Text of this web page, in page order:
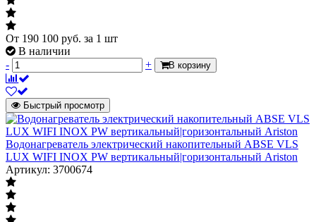
нагревается , например от 5С до 40С ,
в скобках указывается 35С
Высота, мм
Ширина, мм
511
Глубина, мм
От 190 100 руб. за 1 шт
В наличии
-
+ В корзину
Быстрый просмотр
Водонагреватель электрический накопительный ABSE VLS
LUX WIFI INOX PW вертикальный|горизонтальный Ariston
Артикул: 3700674